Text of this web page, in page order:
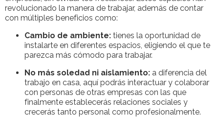
revolucionado la manera de trabajar, además de contar
con múltiples beneficios como:
Cambio de ambiente: tienes la oportunidad de
instalarte en diferentes espacios, eligiendo el que te
parezca más cómodo para trabajar.
No más soledad ni aislamiento: a diferencia del
trabajo en casa, aquí podrás interactuar y colaborar
con personas de otras empresas con las que
finalmente establecerás relaciones sociales y
crecerás tanto personal como profesionalmente.